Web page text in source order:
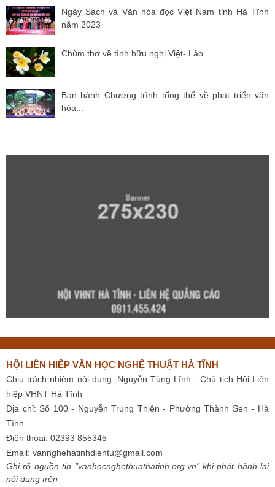
Ngày Sách và Văn hóa đọc Việt Nam tỉnh Hà Tĩnh
năm 2023
Chùm thơ về tình hữu nghị Việt- Lào
Ban hành Chương trình tổng thể về phát triển văn
hóa...
HỘI LIÊN HIỆP VĂN HỌC NGHỆ THUẬT HÀ TĨNH
Chịu trách nhiệm nội dung: Nguyễn Tùng Lĩnh - Chủ tịch Hội Liên
hiệp VHNT Hà Tĩnh
Địa chỉ: Số 100 - Nguyễn Trung Thiên - Phường Thành Sen - Hà
Tĩnh
Điện thoại: 02393 855345
Email: vannghehatinhdientu@gmail.com
Ghi rõ nguồn tin "vanhocnghethuathatinh.org.vn" khi phát hành lại
nội dung trên